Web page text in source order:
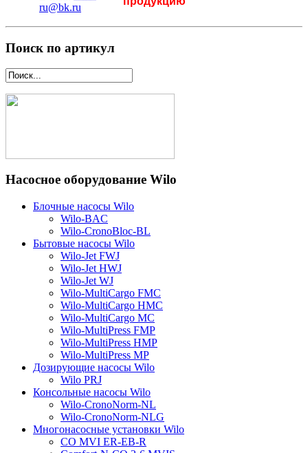
ru@bk.ru
Поиск по артикул
Насосное оборудование Wilo
Блочные насосы Wilo
Wilo-BAC
Wilo-CronoBloc-BL
Бытовые насосы Wilo
Wilo-Jet FWJ
Wilo-Jet HWJ
Wilo-Jet WJ
Wilo-MultiCargo FMC
Wilo-MultiCargo HMC
Wilo-MultiCargo MC
Wilo-MultiPress FMP
Wilo-MultiPress HMP
Wilo-MultiPress MP
Дозирующие насосы Wilo
Wilo PRJ
Консольные насосы Wilo
Wilo-CronoNorm-NL
Wilo-CronoNorm-NLG
Многонасосные установки Wilo
CO MVI ER-EB-R